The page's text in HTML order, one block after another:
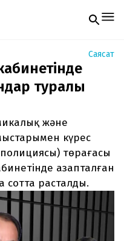
электронды
нөмір
Тек email
Саясат
туралы
және
күрес
полициясы) төрағасы
азапталған
сотта расталды.